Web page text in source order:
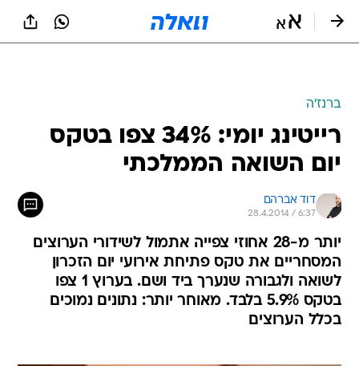
ברנז'ה
רייטינג יומי: 34% צפו בטקס
יום השואה הממלכתי
דוד אברהם
28.4.2014 / 6:37
יותר מ-28 אחוזי צפייה אתמול לשידורי הערוצים
המסחריים את טקס פתיחת אירועי יום הזכרון
לשואה ולגבורה שנערך ביד ושם. בערוץ 1 צפו
בטקס 5.9% בלבד. מאוחר יותר: נתונים נמוכים
בכלל הערוצים